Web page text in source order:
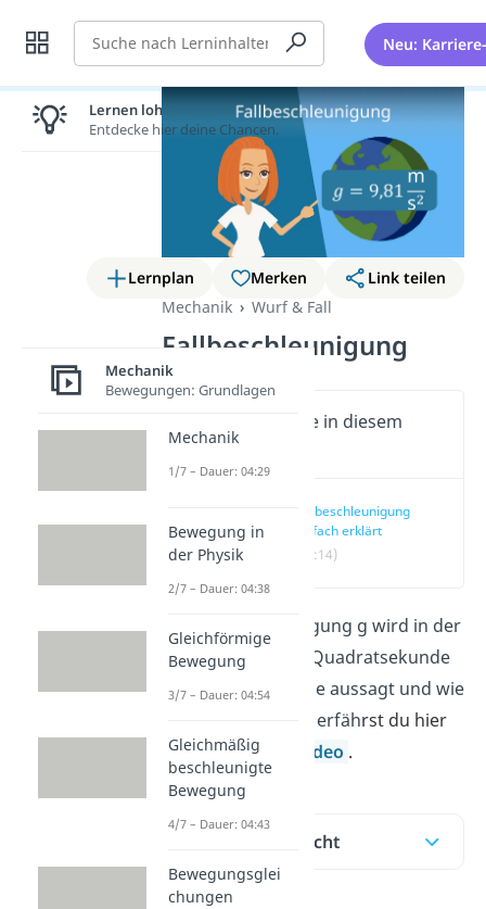
Suche Neu:
Lernplan Merken
Link teilen
Mechanik
Wurf & Fall
Fallbeschleunigung
Wichtige Inhalte in diesem
Video
Fallbeschleunigung
einfach erklärt
(00:14)
Die Fallbeschleunigung g wird in der
Einheit Meter pro Quadratsekunde
angegeben. Was sie aussagt und wie
du sie berechnest, erfährst du hier
und in unserem
Video .
Inhaltsübersicht
Lernen lohnt sich!
Entdecke hier deine Chancen.
Mechanik
Bewegungen: Grundlagen
Mechanik
1/7 – Dauer: 04:29
Bewegung in
der Physik
2/7 – Dauer: 04:38
Gleichförmige
Bewegung
3/7 – Dauer: 04:54
Gleichmäßig
beschleunigte
Bewegung
4/7 – Dauer: 04:43
Bewegungsglei
chungen